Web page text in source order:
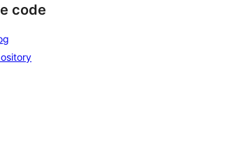
code